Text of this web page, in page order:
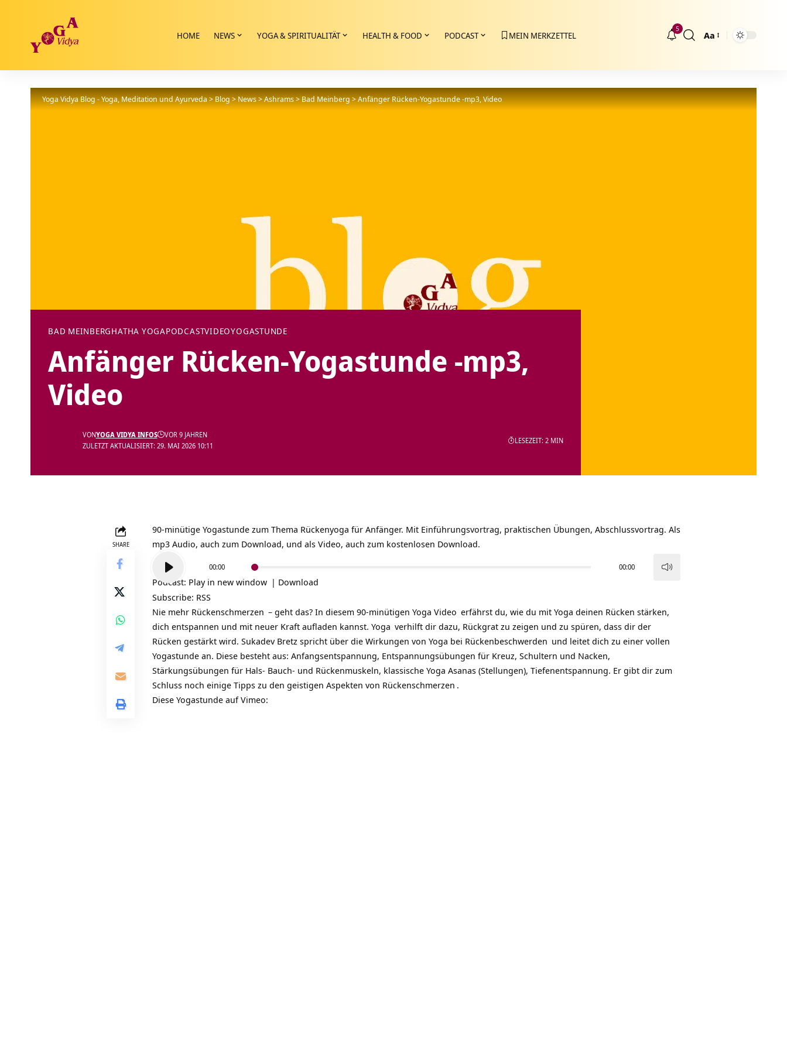
HOME NEWS YOGA & SPIRITUALITÄT HEALTH & FOOD PODCAST MEIN MERKZETTEL
5
Größenänderung
Aa
Yoga Vidya Blog - Yoga, Meditation und Ayurveda>Blog>News>Ashrams>Bad Meinberg>Anfänger Rücken-Yogastunde -mp3, Video
BAD MEINBERGHATHA YOGAPODCASTVIDEOYOGASTUNDE
Anfänger Rücken-Yogastunde -mp3,
Video
ZULETZT AKTUALISIERT: 29. MAI 2026 10:11
VONYOGA VIDYA INFOS VOR 9 JAHREN
LESEZEIT: 2 MIN
SHARE
90-minütige Yogastunde zum Thema Rückenyoga für Anfänger. Mit Einführungsvortrag, praktischen Übungen, Abschlussvortrag. Als
mp3 Audio, auch zum Download, und als Video, auch zum kostenlosen Download.
Player
00:00 00:00
Podcast: Play in new window | Download
Subscribe: RSS
Nie mehr Rückenschmerzen – geht das? In diesem 90-minütigen Yoga Video erfährst du, wie du mit Yoga deinen Rücken stärken,
dich entspannen und mit neuer Kraft aufladen kannst. Yoga verhilft dir dazu, Rückgrat zu zeigen und zu spüren, dass dir der
Rücken gestärkt wird. Sukadev Bretz spricht über die Wirkungen von Yoga bei Rückenbeschwerden und leitet dich zu einer vollen
Yogastunde an. Diese besteht aus: Anfangsentspannung, Entspannungsübungen für Kreuz, Schultern und Nacken,
Stärkungsübungen für Hals- Bauch- und Rückenmuskeln, klassische Yoga Asanas (Stellungen), Tiefenentspannung. Er gibt dir zum
Schluss noch einige Tipps zu den geistigen Aspekten von Rückenschmerzen .
Diese Yogastunde auf Vimeo: